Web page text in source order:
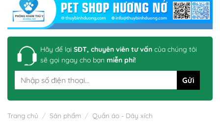
Hãy để lại SĐT, chuyên viên tư vấn của chúng tôi
sẽ gọi ngay cho bạn miễn phí!
Trang chủ / Sản phẩm / Quần áo - Dây xích